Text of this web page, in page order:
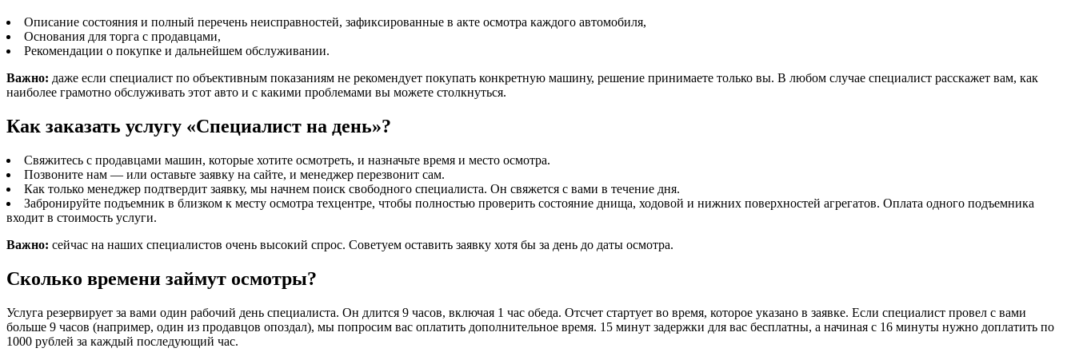
Описание состояния и полный перечень неисправностей, зафиксированные в акте осмотра каждого автомобиля,
Основания для торга с продавцами,
Рекомендации о покупке и дальнейшем обслуживании.
Важно: даже если специалист по объективным показаниям не рекомендует покупать конкретную машину, решение принимаете только вы. В любом случае специалист расскажет вам, как
наиболее грамотно обслуживать этот авто и с какими проблемами вы можете столкнуться.
Как заказать услугу «Специалист на день»?
Свяжитесь с продавцами машин, которые хотите осмотреть, и назначьте время и место осмотра.
Позвоните нам — или оставьте заявку на сайте, и менеджер перезвонит сам.
Как только менеджер подтвердит заявку, мы начнем поиск свободного специалиста. Он свяжется с вами в течение дня.
Забронируйте подъемник в близком к месту осмотра техцентре, чтобы полностью проверить состояние днища, ходовой и нижних поверхностей агрегатов. Оплата одного подъемника
входит в стоимость услуги.
Важно: сейчас на наших специалистов очень высокий спрос. Советуем оставить заявку хотя бы за день до даты осмотра.
Сколько времени займут осмотры?
Услуга резервирует за вами один рабочий день специалиста. Он длится 9 часов, включая 1 час обеда. Отсчет стартует во время, которое указано в заявке. Если специалист провел с вами
больше 9 часов (например, один из продавцов опоздал), мы попросим вас оплатить дополнительное время. 15 минут задержки для вас бесплатны, а начиная с 16 минуты нужно доплатить по
1000 рублей за каждый последующий час.